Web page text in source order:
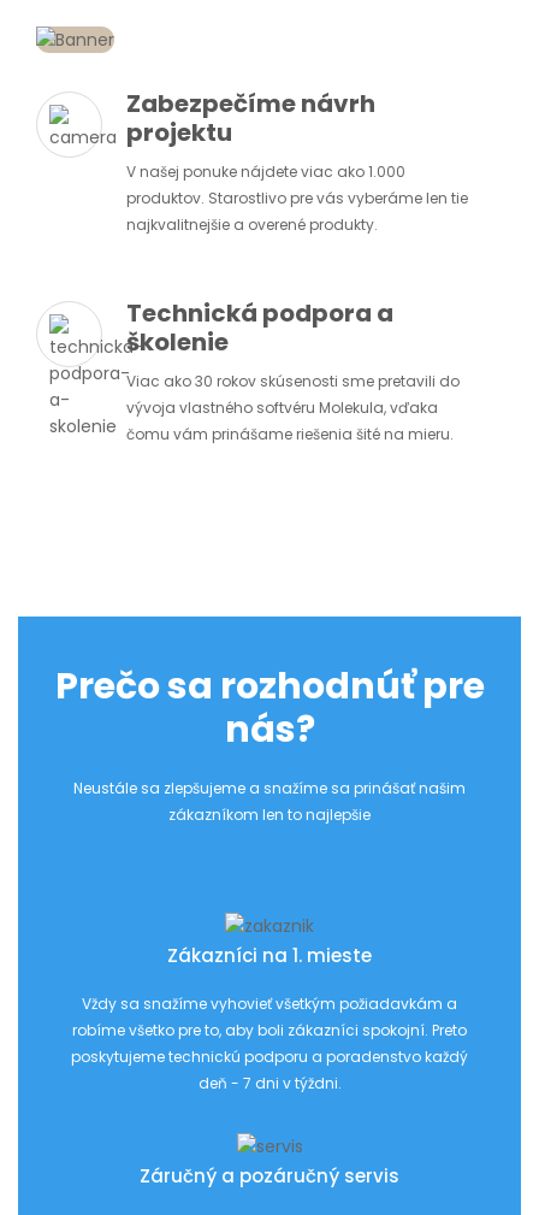
Zabezpečíme návrh
projektu
V našej ponuke nájdete viac ako 1.000
produktov. Starostlivo pre vás vyberáme len tie
najkvalitnejšie a overené produkty.
Technická podpora a
školenie
Viac ako 30 rokov skúsenosti sme pretavili do
vývoja vlastného softvéru Molekula, vďaka
čomu vám prinášame riešenia šité na mieru.
Prečo sa rozhodnúť pre
nás?
Neustále sa zlepšujeme a snažíme sa prinášať našim
zákazníkom len to najlepšie
Zákazníci na 1. mieste
Vždy sa snažíme vyhovieť všetkým požiadavkám a
robíme všetko pre to, aby boli zákazníci spokojní. Preto
poskytujeme technickú podporu a poradenstvo každý
deň - 7 dni v týždni.
Záručný a pozáručný servis